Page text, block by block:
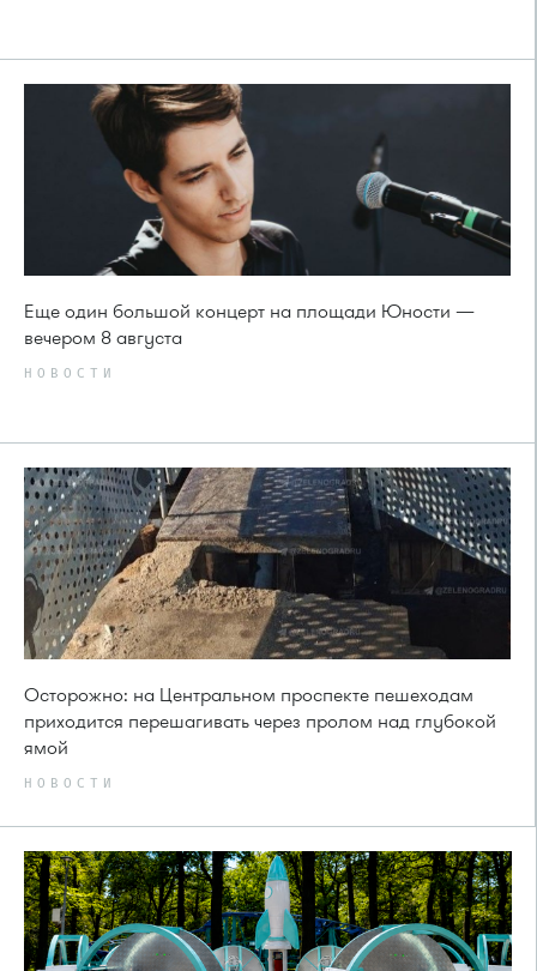
Еще один большой концерт на площади Юности —
вечером 8 августа
НОВОСТИ
Осторожно: на Центральном проспекте пешеходам
приходится перешагивать через пролом над глубокой
ямой
НОВОСТИ